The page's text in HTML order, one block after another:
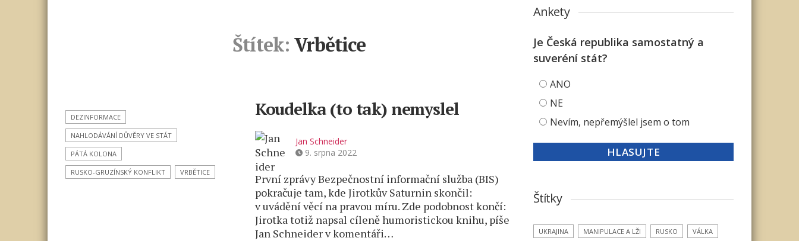
Štítek: Vrbětice
DEZINFORMACE
NAHLODÁVÁNÍ DŮVĚRY VE STÁT
PÁTÁ KOLONA
RUSKO-GRUZÍNSKÝ KONFLIKT VRBĚTICE
Koudelka (to tak) nemyslel
Jan Schneider
9. srpna 2022
První zprávy Bezpečnostní informační služba (BIS)
pokračuje tam, kde Jirotkův Saturnin skončil:
v uvádění věcí na pravou míru. Zde podobnost končí:
Jirotka totiž napsal cíleně humoristickou knihu, píše
Jan Schneider v komentáři…
Ankety
Je Česká republika samostatný a
suveréní stát?
ANO
NE
Nevím, nepřemýšlel jsem o tom
Štítky
UKRAJINA MANIPULACE A LŽI RUSKO VÁLKA